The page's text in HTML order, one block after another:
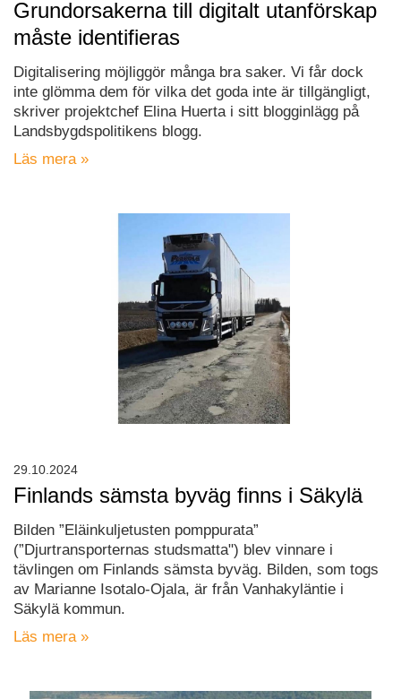
Grundorsakerna till digitalt utanförskap
måste identifieras
Digitalisering möjliggör många bra saker. Vi får dock
inte glömma dem för vilka det goda inte är tillgängligt,
skriver projektchef Elina Huerta i sitt blogginlägg på
Landsbygdspolitikens blogg.
Läs mera »
Finlands sämsta byväg finns i Säkylä
Bilden ”Eläinkuljetusten pomppurata”
(”Djurtransporternas studsmatta") blev vinnare i
tävlingen om Finlands sämsta byväg. Bilden, som togs
av Marianne Isotalo-Ojala, är från Vanhakyläntie i
Säkylä kommun.
Läs mera »
29.10.2024